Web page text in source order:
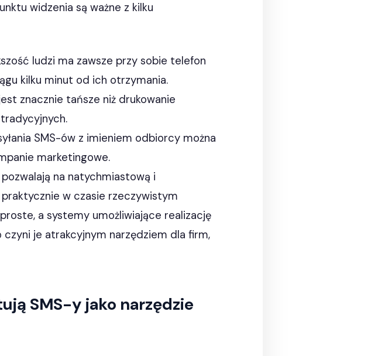
widzenia są ważne z kilku
ludzi ma zawsze przy sobie telefon
kilku minut od ich otrzymania.
znacznie tańsze niż drukowanie
SMS-ów z imieniem odbiorcy można
marketingowe.
na natychmiastową i
w czasie rzeczywistym
a systemy umożliwiające realizację
czyni je atrakcyjnym narzędziem dla firm,
SMS-y jako narzędzie